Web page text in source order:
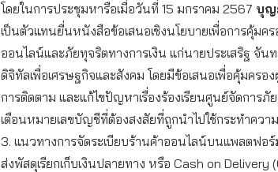
โดยในการประชุมหารือเมื่อวันที่ 15 มกราคม 2567 บุญ
เป็นตัวแทนยื่นหนังสือข้อเสนอเชิงนโยบายเพื่อการคุ้มค
ออนไลน์และภัยทุจริตทางการเงิน แก่นายประเสริฐ จัน
ดิจิทัลเพื่อเศรษฐกิจและสังคม โดยมีข้อเสนอเพื่อคุ้มครอ
การติดตาม และแก้ไขปัญหาเรื่องร้องเรียนศูนย์จัดการภั
เตือนหมายเลขบัญชีที่ต้องสงสัยที่ถูกนำไปใช้กระทำคว
3. แนวทางการจัดระเบียบร้านค้าออนไลน์บนแพลตฟอร์
ส่งพัสดุเรียกเก็บเงินปลายทาง หรือ Cash on Delivery